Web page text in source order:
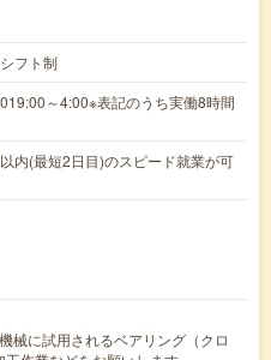
フト制
～4:00※表記のうち実働8時間
内(最短2日目)のスピード就業が可
械に試用されるベアリング（クロ